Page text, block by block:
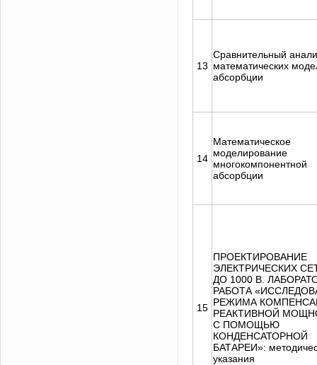
13
Сравнительный
математических
абсорбции
14
Математическое
моделирование
многокомпонентной
абсорбции
15
ПРОЕКТИРОВАНИЕ
ЭЛЕКТРИЧЕСКИХ
ДО 1000 В.
РАБОТА
РЕЖИМА
РЕАКТИВНОЙ
С ПОМОЩЬЮ
КОНДЕНСАТОРНОЙ
БАТАРЕИ»:
указания